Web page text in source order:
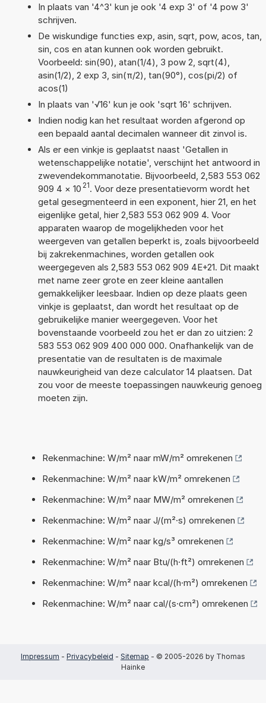
In plaats van '4^3' kun je ook '4 exp 3' of '4 pow 3'
schrijven.
De wiskundige functies exp, asin, sqrt, pow, acos, tan,
sin, cos en atan kunnen ook worden gebruikt.
Voorbeeld: sin(90), atan(1/4), 3 pow 2, sqrt(4),
asin(1/2), 2 exp 3, sin(π/2), tan(90°), cos(pi/2) of
acos(1)
In plaats van '√16' kun je ook 'sqrt 16' schrijven.
Indien nodig kan het resultaat worden afgerond op
een bepaald aantal decimalen wanneer dit zinvol is.
Als er een vinkje is geplaatst naast 'Getallen in
wetenschappelijke notatie', verschijnt het antwoord in
zwevendekommanotatie. Bijvoorbeeld, 2,583 553 062
909 4 × 10 21. Voor deze presentatievorm wordt het
getal gesegmenteerd in een exponent, hier 21, en het
eigenlijke getal, hier 2,583 553 062 909 4. Voor
apparaten waarop de mogelijkheden voor het
weergeven van getallen beperkt is, zoals bijvoorbeeld
bij zakrekenmachines, worden getallen ook
weergegeven als 2,583 553 062 909 4E+21. Dit maakt
met name zeer grote en zeer kleine aantallen
gemakkelijker leesbaar. Indien op deze plaats geen
vinkje is geplaatst, dan wordt het resultaat op de
gebruikelijke manier weergegeven. Voor het
bovenstaande voorbeeld zou het er dan zo uitzien: 2
583 553 062 909 400 000 000. Onafhankelijk van de
presentatie van de resultaten is de maximale
nauwkeurigheid van deze calculator 14 plaatsen. Dat
zou voor de meeste toepassingen nauwkeurig genoeg
moeten zijn.
Rekenmachine: W/m² naar mW/m² omrekenen
Rekenmachine: W/m² naar kW/m² omrekenen
Rekenmachine: W/m² naar MW/m² omrekenen
Rekenmachine: W/m² naar J/(m²·s) omrekenen
Rekenmachine: W/m² naar kg/s³ omrekenen
Rekenmachine: W/m² naar Btu/(h·ft²) omrekenen
Rekenmachine: W/m² naar kcal/(h·m²) omrekenen
Rekenmachine: W/m² naar cal/(s·cm²) omrekenen
Impressum - Privacybeleid - Sitemap - © 2005-2026 by Thomas
Hainke